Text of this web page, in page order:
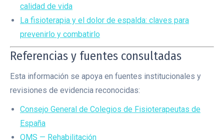
calidad de vida
La fisioterapia y el dolor de espalda: claves para
prevenirlo y combatirlo
Referencias y fuentes consultadas
Esta información se apoya en fuentes institucionales y
revisiones de evidencia reconocidas:
Consejo General de Colegios de Fisioterapeutas de
España
OMS — Rehabilitación